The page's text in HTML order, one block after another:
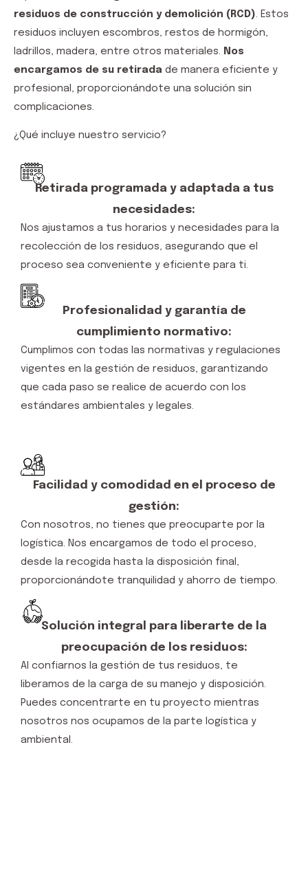
residuos de construcción y demolición (RCD) . Estos
residuos incluyen escombros, restos de hormigón,
ladrillos, madera, entre otros materiales.
Nos
encargamos de su retirada de manera eficiente y
profesional, proporcionándote una solución sin
complicaciones.
¿Qué incluye nuestro servicio?
Retirada programada y adaptada a tus
necesidades:
Nos ajustamos a tus horarios y necesidades para la
recolección de los residuos, asegurando que el
proceso sea conveniente y eficiente para ti.
Profesionalidad y garantía de
cumplimiento normativo:
Cumplimos con todas las normativas y regulaciones
vigentes en la gestión de residuos, garantizando
que cada paso se realice de acuerdo con los
estándares ambientales y legales.
Facilidad y comodidad en el proceso de
gestión:
Con nosotros, no tienes que preocuparte por la
logística. Nos encargamos de todo el proceso,
desde la recogida hasta la disposición final,
proporcionándote tranquilidad y ahorro de tiempo.
Solución integral para liberarte de la
preocupación de los residuos:
A l confiarnos la gestión de tus residuos, te
liberamos de la carga de su manejo y disposición.
Puedes concentrarte en tu proyecto mientras
nosotros nos ocupamos de la parte logística y
ambiental.